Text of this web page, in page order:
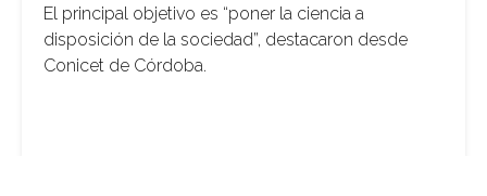
El principal objetivo es “poner la ciencia a
disposición de la sociedad”, destacaron desde
Conicet de Córdoba.